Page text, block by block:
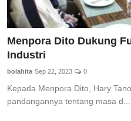
Menpora Dito Dukung
Industri
bolahita Sep 22, 2023 0
Kepada Menpora Dito, Hary
pandangannya tentang masa d...